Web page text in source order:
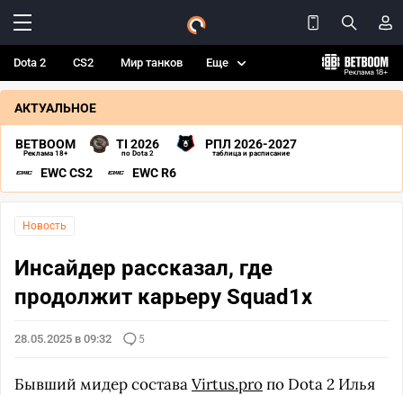
Dota 2 CS2 Мир танков Еще
АКТУАЛЬНОЕ
BETBOOM
Реклама 18+
TI 2026
по Dota 2
РПЛ 2026-2027
таблица и расписание
EWC CS2 EWC R6
Новость
Инсайдер рассказал, где
продолжит карьеру Squad1x
28.05.2025 в 09:32 5
Бывший мидер составаVirtus.proпо Dota 2 Илья